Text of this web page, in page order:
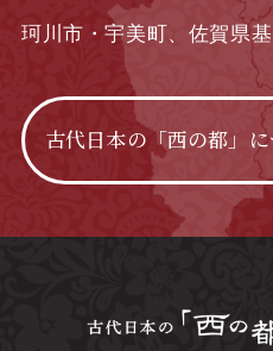
珂川市・宇美町、佐賀県
古代日本の「西の都」